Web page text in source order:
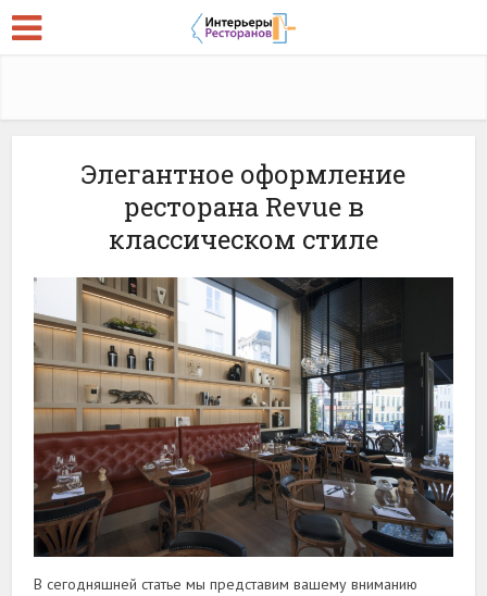
Элегантное оформление
ресторана Revue в
классическом стиле
В сегодняшней статье мы представим вашему вниманию